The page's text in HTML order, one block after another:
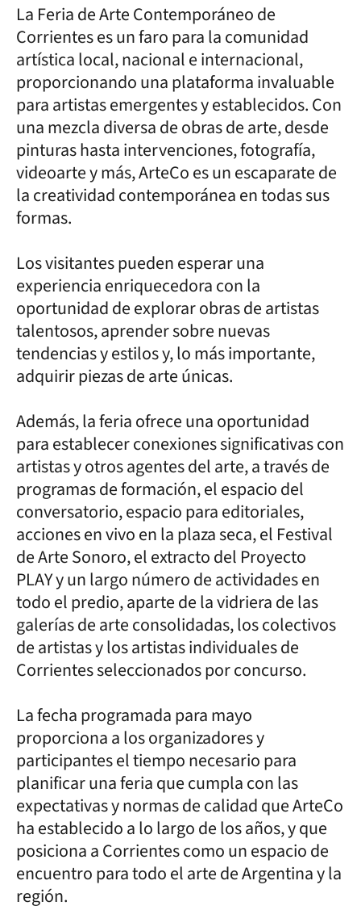
La Feria de Arte Contemporáneo de
Corrientes es un faro para la comunidad
artística local, nacional e internacional,
proporcionando una plataforma invaluable
para artistas emergentes y establecidos. Con
una mezcla diversa de obras de arte, desde
pinturas hasta intervenciones, fotografía,
videoarte y más, ArteCo es un escaparate de
la creatividad contemporánea en todas sus
formas.
Los visitantes pueden esperar una
experiencia enriquecedora con la
oportunidad de explorar obras de artistas
talentosos, aprender sobre nuevas
tendencias y estilos y, lo más importante,
adquirir piezas de arte únicas.
Además, la feria ofrece una oportunidad
para establecer conexiones significativas con
artistas y otros agentes del arte, a través de
programas de formación, el espacio del
conversatorio, espacio para editoriales,
acciones en vivo en la plaza seca, el Festival
de Arte Sonoro, el extracto del Proyecto
PLAY y un largo número de actividades en
todo el predio, aparte de la vidriera de las
galerías de arte consolidadas, los colectivos
de artistas y los artistas individuales de
Corrientes seleccionados por concurso.
La fecha programada para mayo
proporciona a los organizadores y
participantes el tiempo necesario para
planificar una feria que cumpla con las
expectativas y normas de calidad que ArteCo
ha establecido a lo largo de los años, y que
posiciona a Corrientes como un espacio de
encuentro para todo el arte de Argentina y la
región.